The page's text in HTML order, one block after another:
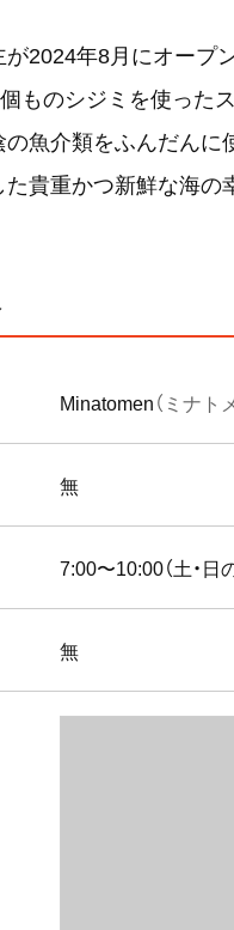
2024年8月にオープ
ものシジミを使った
魚介類をふんだんに
貴重かつ新鮮な海の
Minatomen（ミナト
無
7:00〜10:00（土・日
無